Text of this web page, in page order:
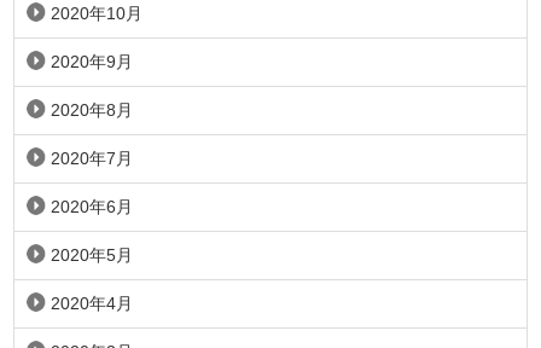
2020年10月
2020年9月
2020年8月
2020年7月
2020年6月
2020年5月
2020年4月